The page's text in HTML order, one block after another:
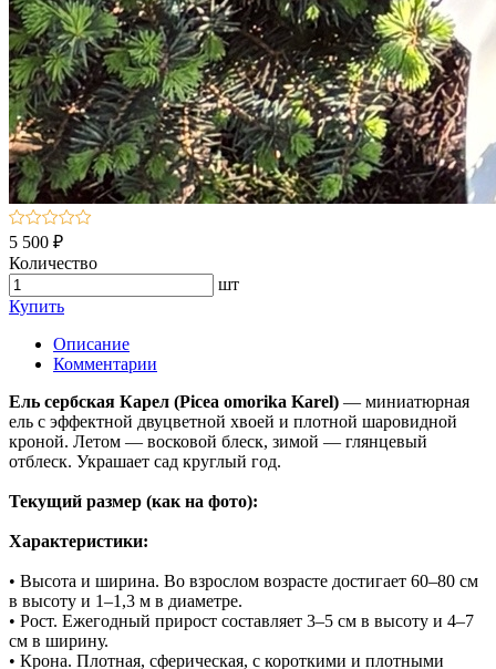
5 500 ₽
Количество
шт
Купить
Описание
Комментарии
Ель сербская Карел (Picea omorika Karel) — миниатюрная
ель с эффектной двуцветной хвоей и плотной шаровидной
кроной. Летом — восковой блеск, зимой — глянцевый
отблеск. Украшает сад круглый год.
Текущий размер (как на фото):
Характеристики:
• Высота и ширина. Во взрослом возрасте достигает 60–80 см
в высоту и 1–1,3 м в диаметре.
• Рост. Ежегодный прирост составляет 3–5 см в высоту и 4–7
см в ширину.
• Крона. Плотная, сферическая, с короткими и плотными